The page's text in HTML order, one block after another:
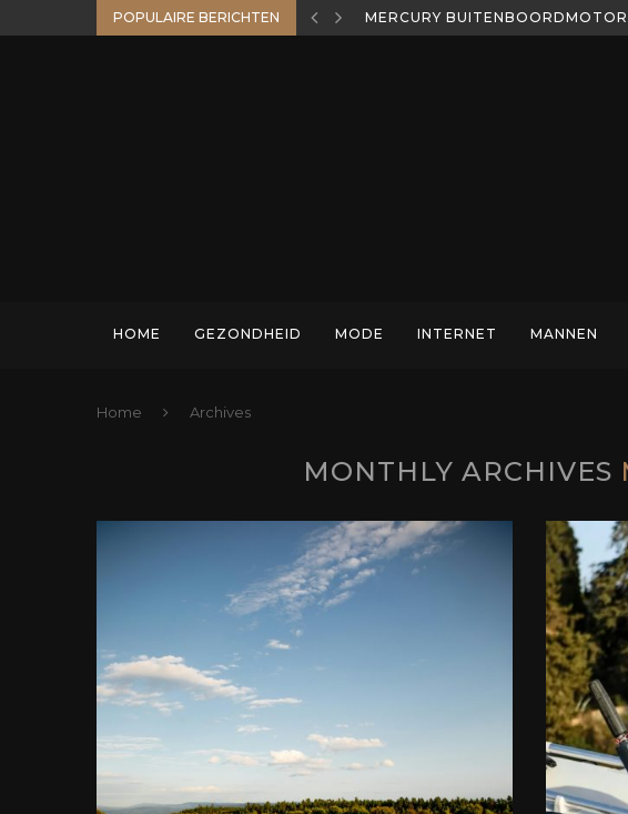
POPULAIRE BERICHTEN MERCURY
HOME GEZONDHEID MODE INTERNET MANNEN
Home Archives
MONTHLY ARCHIVES